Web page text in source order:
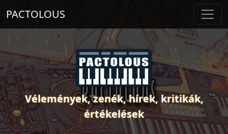
PACTOLOUS
Vélemények, zenék, hírek, kritikák,
értékelések